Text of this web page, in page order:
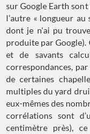
sur Google Earth sont
l’autre « longueur
dont je n'ai pu
produite par Google).
et de savants
correspondances,
de certaines
multiples du yard
eux-mêmes des
corrélations sont
centimètre près),